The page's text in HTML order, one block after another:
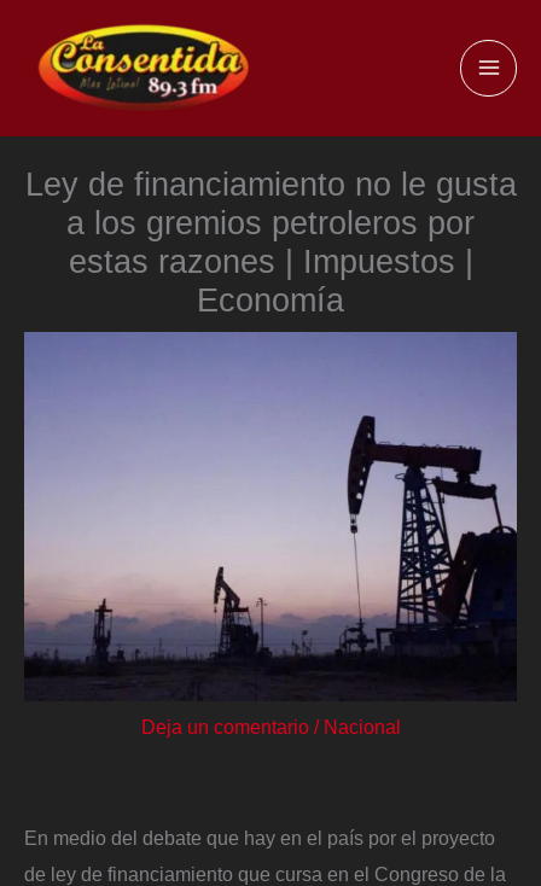
contenido
Ley de financiamiento no le gusta
a los gremios petroleros por
estas razones | Impuestos |
Economía
Deja un comentario / Nacional
En medio del debate que hay en el país por el proyecto
de ley de financiamiento que cursa en el Congreso de la